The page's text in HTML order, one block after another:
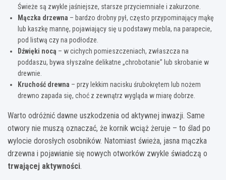
Świeże są zwykle jaśniejsze, starsze przyciemniałe i zakurzone.
Mączka drzewna – bardzo drobny pył, często przypominający mąkę
lub kaszkę mannę, pojawiający się u podstawy mebla, na parapecie,
pod listwą czy na podłodze.
Dźwięki nocą – w cichych pomieszczeniach, zwłaszcza na
poddaszu, bywa słyszalne delikatne „chrobotanie” lub skrobanie w
drewnie.
Kruchość drewna – przy lekkim nacisku śrubokrętem lub nożem
drewno zapada się, choć z zewnątrz wygląda w miarę dobrze.
Warto odróżnić dawne uszkodzenia od aktywnej inwazji. Same
otwory nie muszą oznaczać, że kornik wciąż żeruje – to ślad po
wylocie dorosłych osobników. Natomiast świeża, jasna mączka
drzewna i pojawianie się nowych otworków zwykle świadczą o
trwającej aktywności.